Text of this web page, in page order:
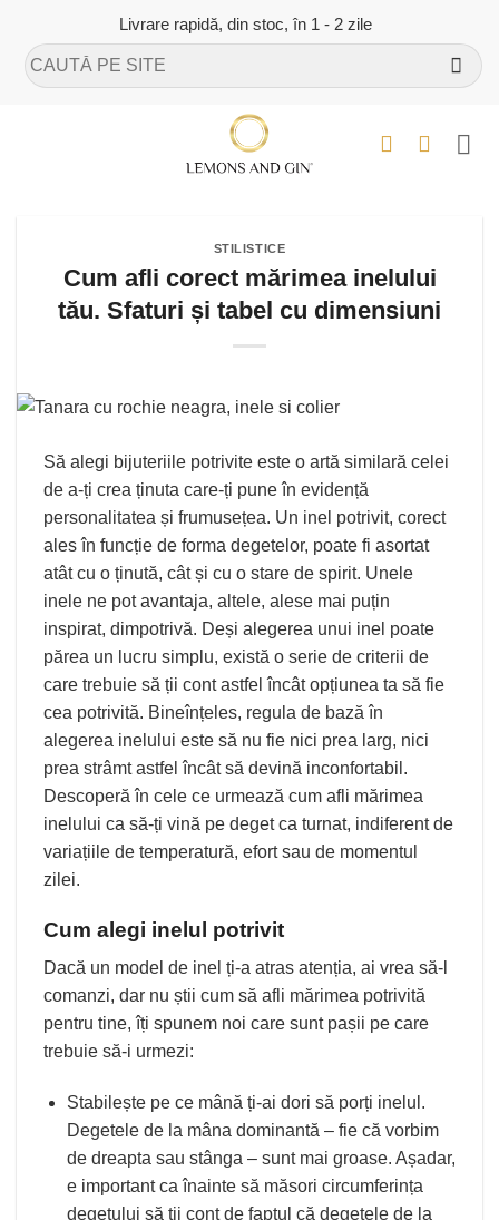
content
Livrare rapidă, din stoc, în 1 - 2 zile
Caută
după:
STILISTICE
Cum afli corect mărimea inelului
tău. Sfaturi și tabel cu dimensiuni
Să alegi bijuteriile potrivite este o artă similară celei
de a-ți crea ținuta care-ți pune în evidență
personalitatea și frumusețea. Un inel potrivit, corect
ales în funcție de forma degetelor, poate fi asortat
atât cu o ținută, cât și cu o stare de spirit. Unele
inele ne pot avantaja, altele, alese mai puțin
inspirat, dimpotrivă. Deși alegerea unui inel poate
părea un lucru simplu, există o serie de criterii de
care trebuie să ții cont astfel încât opțiunea ta să fie
cea potrivită. Bineînțeles, regula de bază în
alegerea inelului este să nu fie nici prea larg, nici
prea strâmt astfel încât să devină inconfortabil.
Descoperă în cele ce urmează cum afli mărimea
inelului ca să-ți vină pe deget ca turnat, indiferent de
variațiile de temperatură, efort sau de momentul
zilei.
Cum alegi inelul potrivit
Dacă un model de inel ți-a atras atenția, ai vrea să-l
comanzi, dar nu știi cum să afli mărimea potrivită
pentru tine, îți spunem noi care sunt pașii pe care
trebuie să-i urmezi:
Stabilește pe ce mână ți-ai dori să porți inelul.
Degetele de la mâna dominantă – fie că vorbim
de dreapta sau stânga – sunt mai groase. Așadar,
e important ca înainte să măsori circumferința
degetului să ții cont de faptul că degetele de la